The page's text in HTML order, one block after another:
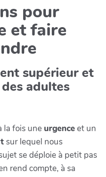
pour
et faire
supérieur et
adultes
la fois une urgenceet un
sur lequel nous
se déploie à petit pas
rend compte, à sa